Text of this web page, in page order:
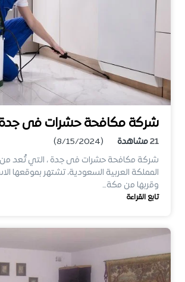
شركة مكافحة حشرات فى
21مشاهدة
(8/15/2024)
شركة مكافحة حشرات فى جدة ، التي تُعد
المملكة العربية السعودية، تشتهر بموقعها
وقربها من مكة…
تابع القراءة